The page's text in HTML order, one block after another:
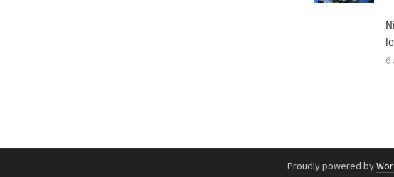
6
Proudly powered by